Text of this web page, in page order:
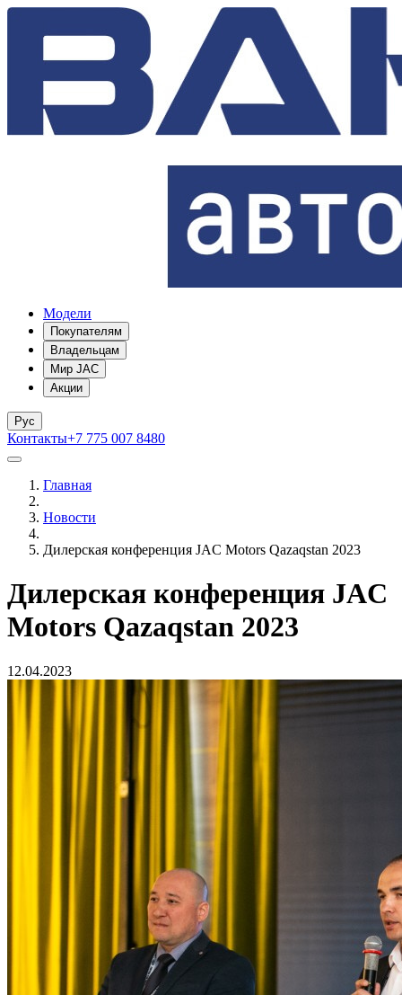
Модели
Покупателям
Владельцам
Мир JAC
Акции
Рус
Контакты+7 775 007 8480
Главная
Новости
Дилерская конференция JAC Motors Qazaqstan 2023
Дилерская конференция JAC
Motors Qazaqstan 2023
12.04.2023